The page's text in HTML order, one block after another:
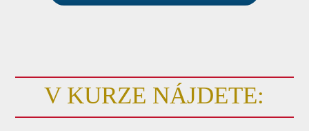
V KURZE NÁJDETE: